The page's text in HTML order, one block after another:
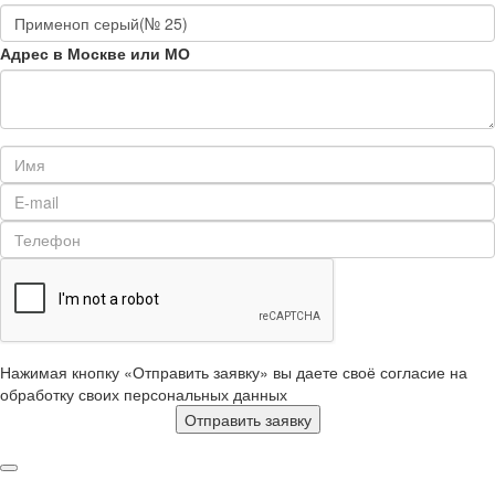
Адрес в Москве или МО
Нажимая кнопку «Отправить заявку» вы даете своё согласие на
обработку своих персональных данных
Отправить заявку